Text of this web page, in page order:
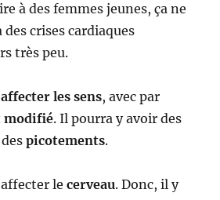
à des femmes jeunes, ça ne
des crises cardiaques
très peu.
affecter les sens, avec par
modifié. Il pourra y avoir des
despicotements.
affecter lecerveau. Donc, il y